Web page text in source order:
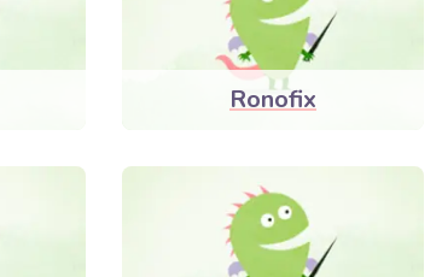
Ronofix